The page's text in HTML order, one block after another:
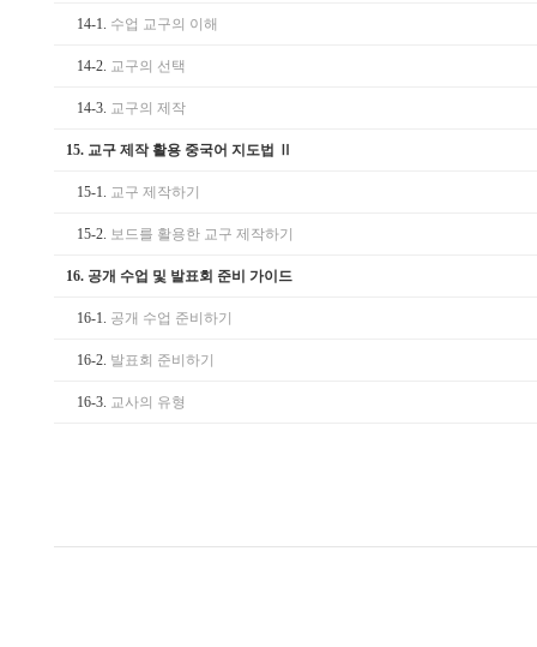
14-1. 수업 교구의 이해
14-2. 교구의 선택
14-3. 교구의 제작
15. 교구 제작 활용 중국어 지도법 Ⅱ
15-1. 교구 제작하기
15-2. 보드를 활용한 교구 제작하기
16. 공개 수업 및 발표회 준비 가이드
16-1. 공개 수업 준비하기
16-2. 발표회 준비하기
16-3. 교사의 유형